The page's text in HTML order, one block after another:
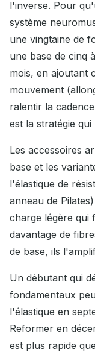
l'inverse. Pour
système
une vingtaine de
une base de cinq
mois, en ajoutant
mouvement
ralentir la
est la stratégie
Les accessoires
base et les
l'élastique de
anneau de
charge légère qui
davantage de
de base, ils
Un débutant qui
fondamentaux
l'élastique en
Reformer en
est plus rapide